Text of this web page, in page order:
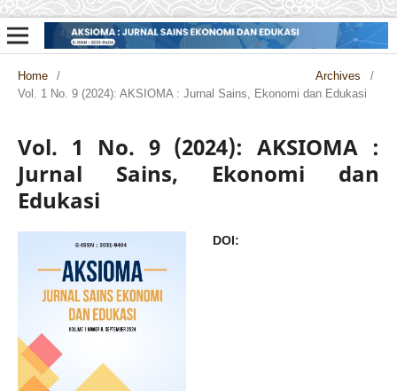
Home / Archives
/
Vol. 1 No. 9 (2024): AKSIOMA : Jurnal Sains, Ekonomi dan Edukasi
Vol. 1 No. 9 (2024): AKSIOMA :
Jurnal Sains, Ekonomi dan
Edukasi
DOI: